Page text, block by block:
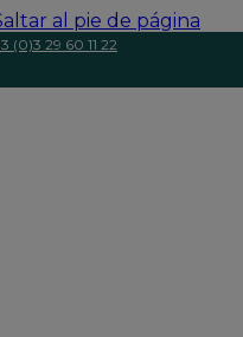
al pie de página
(0)3 29 60 11 22